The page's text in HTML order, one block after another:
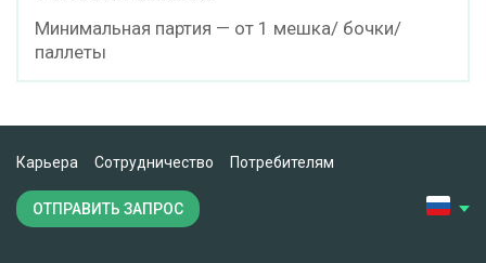
Минимальная партия — от 1 мешка/ бочки/
паллеты
Карьера Сотрудничество Потребителям
ОТПРАВИТЬ ЗАПРОС